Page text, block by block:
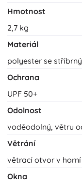
Hmotnost
2,7 kg
Materiál
polyester se
Ochrana
UPF 50+
Odolnost
voděodolný, větru
Větrání
větrací otvor v
Okna